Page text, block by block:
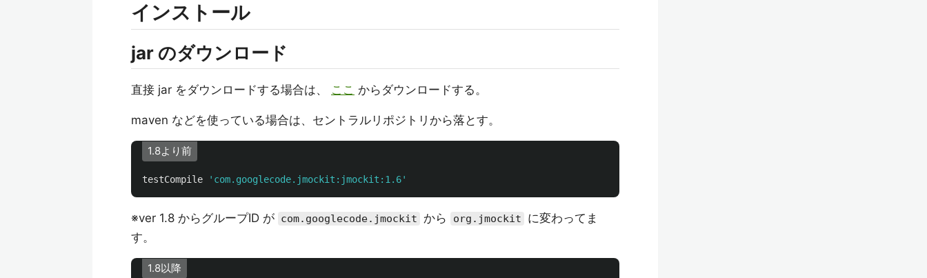
インストール
jar のダウンロード
直接 jar をダウンロードする場合は、 ここ からダウンロードする。
maven などを使っている場合は、セントラルリポジトリから落とす。
1.8より前
testCompile 'com.googlecode.jmockit:jmockit:1.6'
※ver 1.8 からグループID が com.googlecode.jmockit から org.jmockit
に変わってま
す。
1.8以降